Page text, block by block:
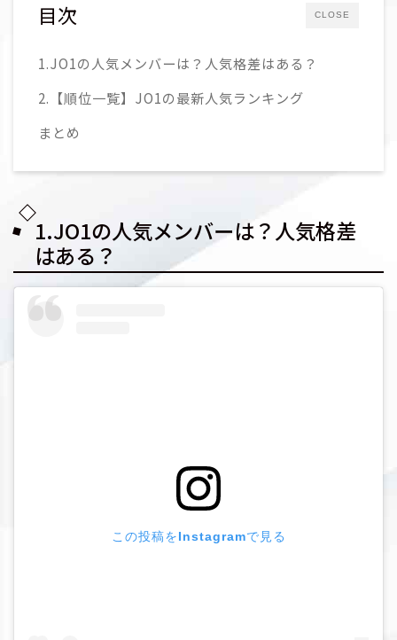
CLOSE
目次
1.JO1の人気メンバーは？人気格差はある？
2.【順位一覧】JO1の最新人気ランキング
まとめ
1.JO1の人気メンバーは？人気格差
はある？
この投稿をInstagramで見る